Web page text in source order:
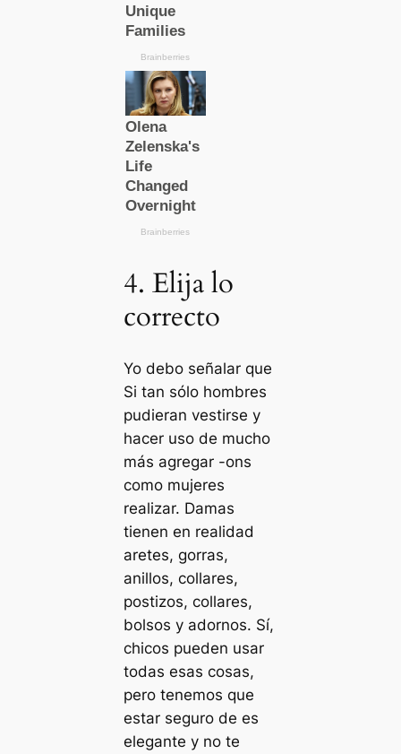
4. Elija lo
correcto
Yo debo señalar que
Si tan sólo hombres
pudieran vestirse y
hacer uso de mucho
más agregar -ons
como mujeres
realizar. Damas
tienen en realidad
aretes, gorras,
anillos, collares,
postizos, collares,
bolsos y adornos. Sí,
chicos pueden usar
todas esas cosas,
pero tenemos que
estar seguro de es
elegante y no te